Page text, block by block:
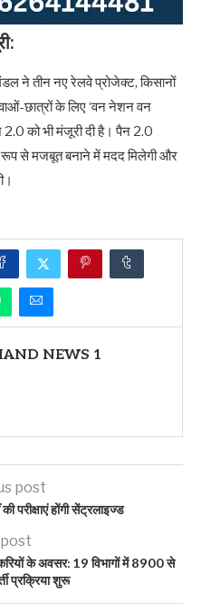
ने तीन नए रेलवे प्रोजेक्ट, किसानों
छात्रों के लिए ‘वन नेशन वन
को भी मंजूरी दी है। पैन 2.0
रूप से मजबूत बनाने में मदद मिलेगी और
NEWS 1
post
परीक्षाएं होंगी सेंट्रलाइज्ड
के अवसर: 19 विभागों में 8900 से
प्रक्रिया शुरू